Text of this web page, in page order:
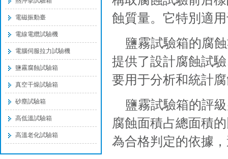
蝕質量。它特別適
鹽霧試驗箱的腐
提供了設計腐蝕試
要用于分析和統計
鹽霧試驗箱的評
腐蝕面積占總面積
為合格判定的依據
電磁振動臺
電線電纜試驗機
電腦伺服拉力試驗機
鹽霧腐蝕試驗箱
真空干燥試驗箱
砂塵試驗箱
高低溫試驗箱
高溫老化試驗箱